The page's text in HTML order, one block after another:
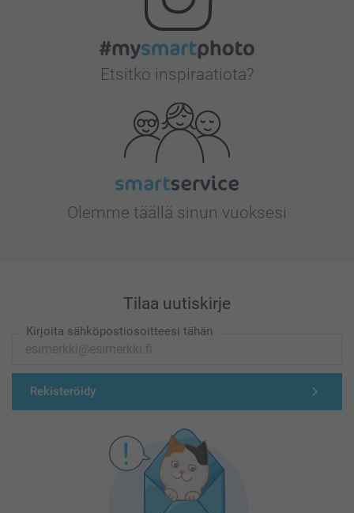
Etsitkö inspiraatiota?
Olemme täällä sinun vuoksesi
Tilaa uutiskirje
Kirjoita sähköpostiosoitteesi tähän
Rekisteröidy